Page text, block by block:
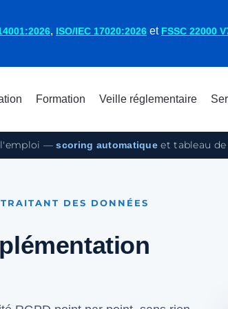
, ISO/IEC 17020:2026 et FSSC 22000
Formation Veille réglementaire
l'emploi —scoring automatique et tableau
DES DONNÉES